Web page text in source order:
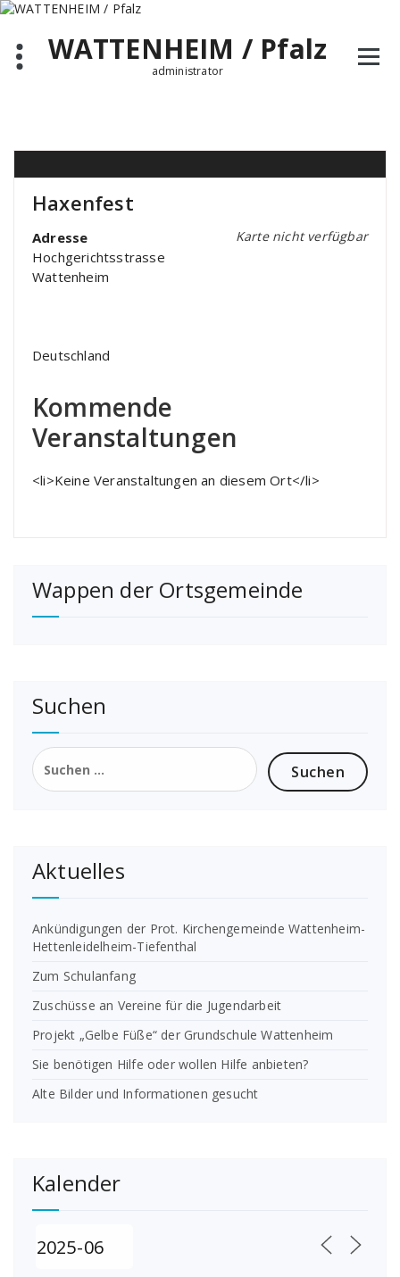
Zum
springenWATTENHEIM / Pfalz
administrator
Haxenfest
Karte nicht verfügbar
Adresse
Hochgerichtsstrasse
Wattenheim
Deutschland
Kommende
Veranstaltungen
<li>Keine Veranstaltungen an diesem Ort</li>
Wappen der Ortsgemeinde
Suchen
Suchen
nach:
Aktuelles
Ankündigungen der Prot. Kirchengemeinde Wattenheim-
Hettenleidelheim-Tiefenthal
Zum Schulanfang
Zuschüsse an Vereine für die Jugendarbeit
Projekt „Gelbe Füße“ der Grundschule Wattenheim
Sie benötigen Hilfe oder wollen Hilfe anbieten?
Alte Bilder und Informationen gesucht
Kalender